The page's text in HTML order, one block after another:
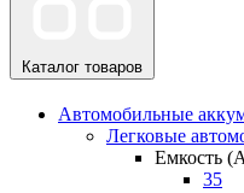
Каталог товаров
Автомобильные
Легковые
Емкость
35